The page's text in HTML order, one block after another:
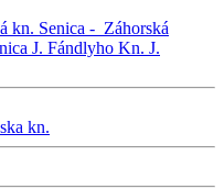
kn. Senica - Záhorská
J. Fándlyho Kn. J.
kn.